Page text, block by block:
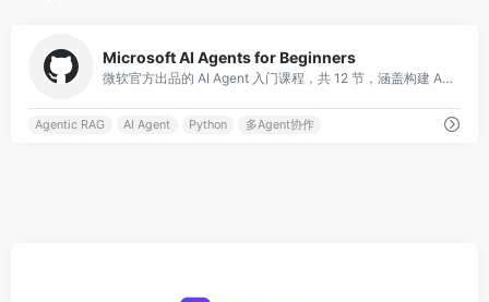
Microsoft AI Agents for Beginners
微软官方出品的 AI Agent 入门课程，共 12 节，涵盖构建 AI Agent 的全部基础知识。课程使用 Microsoft Agent Framework 与 Azure AI Foundry Agent Service V2，包含
Agentic RAG AI Agent Python 多Agent协作